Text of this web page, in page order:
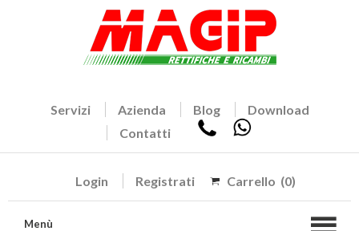
Servizi Azienda Blog
Download
Contatti
Login Registrati Carrello (0)
Menù